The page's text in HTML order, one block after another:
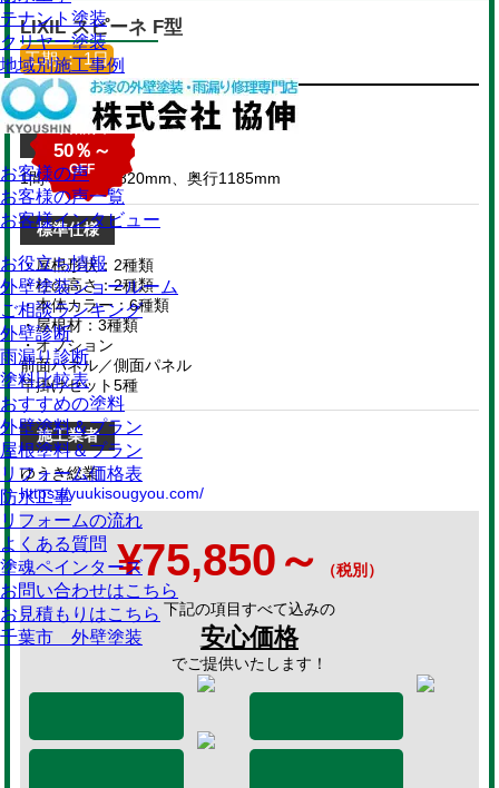
テナント塗装
クリヤー塗装
地域別施工事例
お客様の声
お客様の声一覧
お客様インタビュー
お役立ち情報
外壁塗装ショールーム
ご相談ランキング
外壁診断
雨漏り診断
塗料比較表
おすすめの塗料
外壁塗料＆プラン
屋根塗料＆プラン
リフォーム価格表
防水工事
リフォームの流れ
よくある質問
塗魂ペインターズ
お問い合わせはこちら
お見積もりはこちら
千葉市 外壁塗装
LIXIL スピーネ F型
工期 ： 1日
商品代
50％～
OFF
サイズ
1間×4尺、幅1820mm、奥行1185mm
標準仕様
・屋根形状：2種類
・柱の高さ：2種類
・本体カラー：6種類
・屋根材：3種類
・オプション
前面パネル／側面パネル
竿掛けセット5種
施工業者
ゆうき総業
https://yuukisougyou.com/
¥75,850～ （税別）
下記の項目すべて込みの
安心価格
でご提供いたします！